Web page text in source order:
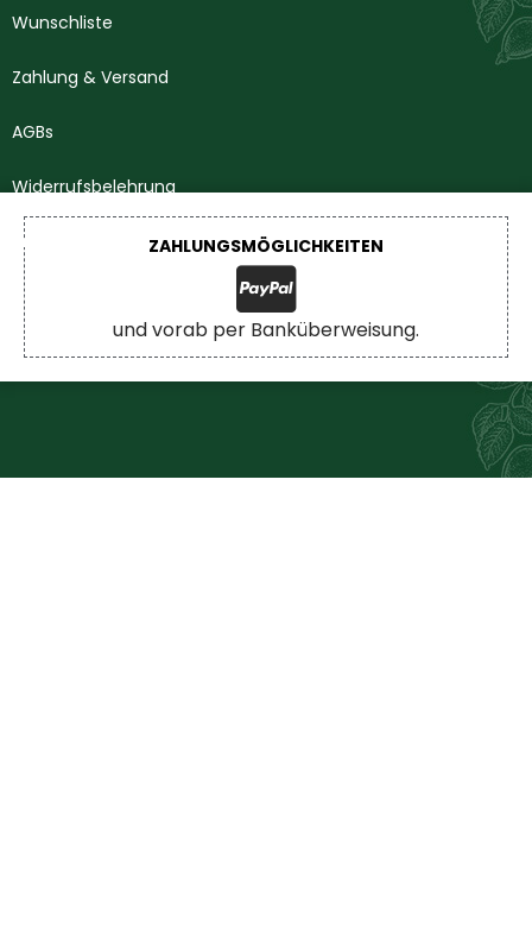
Wunschliste
Zahlung & Versand
AGBs
Widerrufsbelehrung
Impressum
Datenschutzerklärung
ZAHLUNGSMÖGLICHKEITEN
und vorab per Banküberweisung.